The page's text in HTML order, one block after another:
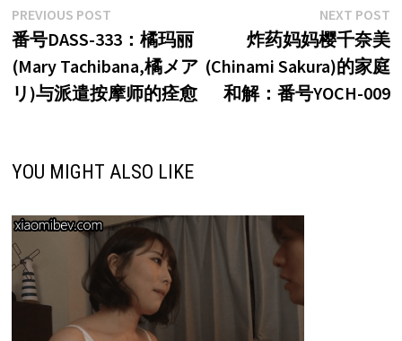
文
章
导
PREVIOUS POSTPrevious
post:
番号DASS-333：橘玛丽
(Mary Tachibana,橘メア
リ)与派遣按摩师的痊愈
NEXT POST
炸药妈妈樱千奈美
(Chinami Sakura)的家庭
和解：番号YOCH-009
YOU MIGHT ALSO LIKE